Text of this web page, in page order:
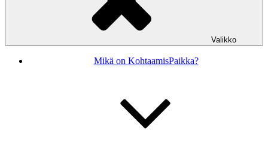
Valikko
Mikä on KohtaamisPaikka?